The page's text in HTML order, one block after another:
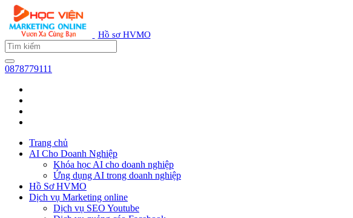
Hồ sơ HVMO
0878779111
Trang chủ
AI Cho Doanh Nghiệp
Khóa học AI cho doanh nghiệp
Ứng dụng AI trong doanh nghiệp
Hồ Sơ HVMO
Dịch vụ Marketing online
Dịch vụ SEO Youtube